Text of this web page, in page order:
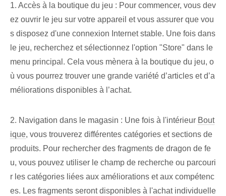
1. Accès à la boutique du jeu : Pour commencer, vous dev
ez ouvrir le jeu sur votre appareil et vous assurer que vou
s disposez d'une connexion Internet stable. Une fois dans
le jeu, recherchez et sélectionnez l'option "Store" dans le
menu principal. Cela vous mènera à la boutique du jeu, o
ù vous pourrez trouver une grande variété d’articles et d’a
méliorations disponibles à l’achat.
2. Navigation dans le magasin : Une fois à l'intérieur Bout
ique, vous trouverez différentes catégories et sections de
produits. Pour rechercher des fragments de dragon de fe
u, vous pouvez utiliser le champ de recherche ou parcouri
r les catégories liées aux améliorations et aux compétenc
es. Les fragments seront disponibles à l'achat individuelle